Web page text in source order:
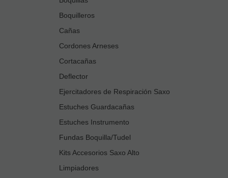
Boquilleros
Cañas
Cordones Arneses
Cortacañas
Deflector
Ejercitadores de Respiración Saxo
Estuches Guardacañas
Estuches Instrumento
Fundas Boquilla/Tudel
Kits Accesorios Saxo Alto
Limpiadores